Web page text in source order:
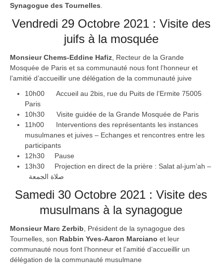
Synagogue des Tournelles
Vendredi 29 Octobre 2021 : Visite des
juifs à la mosquée
Monsieur Chems-Eddine Hafiz , Recteur de la Grande
Mosquée de Paris et sa communauté nous font l’honneur et
l’amitié d’accueillir une délégation de la communauté juive
10h00 Accueil au 2bis, rue du Puits de l’Ermite 75005
Paris
10h30 Visite guidée de la Grande Mosquée de Paris
11h00 Interventions des représentants les instances
musulmanes et juives – Echanges et rencontres entre les
participants
12h30 Pause
13h30 Projection en direct de la prière : Salat al-jum’ah –
صلاة الجمعة
Samedi 30 Octobre 2021 : Visite des
musulmans à la synagogue
Monsieur Marc Zerbib , Président de la synagogue des
Tournelles, son Rabbin Yves-Aaron Marciano et leur
communauté nous font l’honneur et l’amitié d’accueillir un
délégation de la communauté musulmane